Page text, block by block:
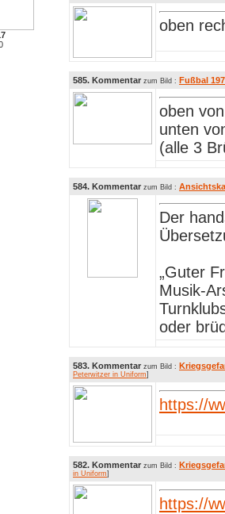
oben
585. Kommentar zum Bild : Fußbal
oben
unten
(alle 3
584. Kommentar zum Bild :
Der
„Guter
Musik-
oder
583. Kommentar zum Bild :
Peterwitzer in Uniform]
https://
582. Kommentar zum Bild :
in Uniform]
https://